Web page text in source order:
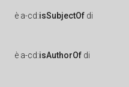
è a-cd:isSubjectOf di
è a-cd:isAuthorOf di